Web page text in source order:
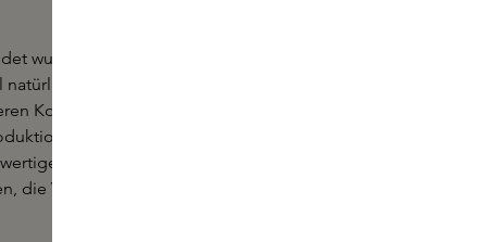
wurde, um hochwertige und
als auch wissenschaftlich
Kosmetikmarken unterscheidet,
Das Unternehmen setzt
Inhaltsstoffe ein und
die Verwendung von Plastik in